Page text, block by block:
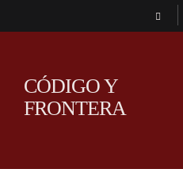
CÓDIGO Y
FRONTERA